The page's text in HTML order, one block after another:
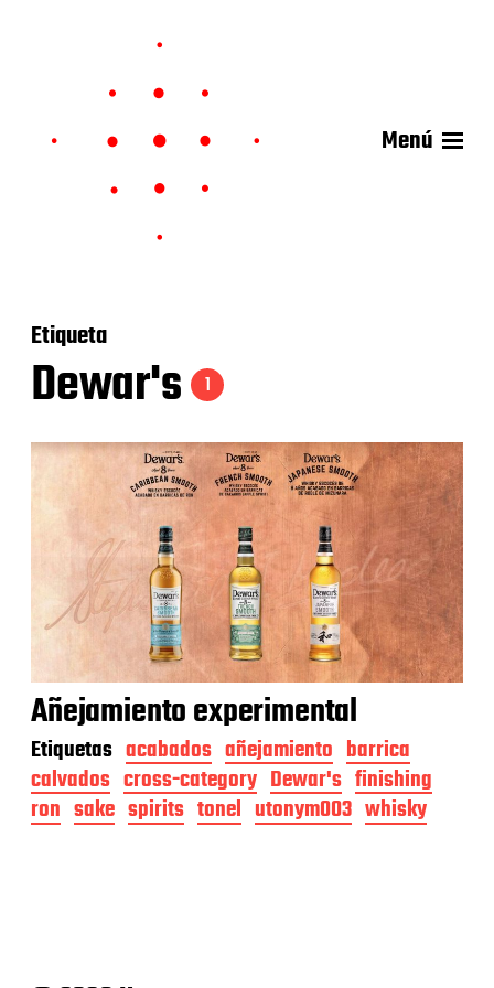
Menú
Etiqueta
Dewar's 1
Añejamiento experimental
Etiquetas acabados añejamiento barrica
calvados cross-category Dewar's finishing
ron sake spirits tonel utonym003 whisky